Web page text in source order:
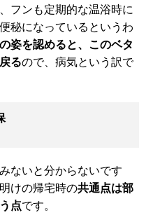
フンも定期的な温浴時に
秘になっているというわ
姿を認めると、このベタ
るので、病気という訳で
ないと分からないです
けの帰宅時の共通点は部
点です。